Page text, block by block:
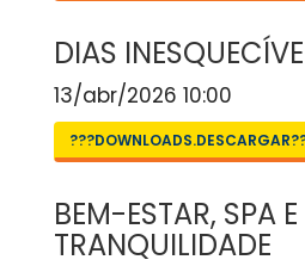
DIAS
13/abr/2026 10:00
BEM-ESTAR, SPA E
TRANQUILIDADE